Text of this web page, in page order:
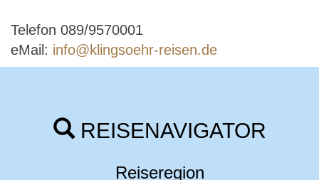
Telefon 089/9570001
eMail: info@klingsoehr-reisen.de
REISENAVIGATOR
Reiseregion